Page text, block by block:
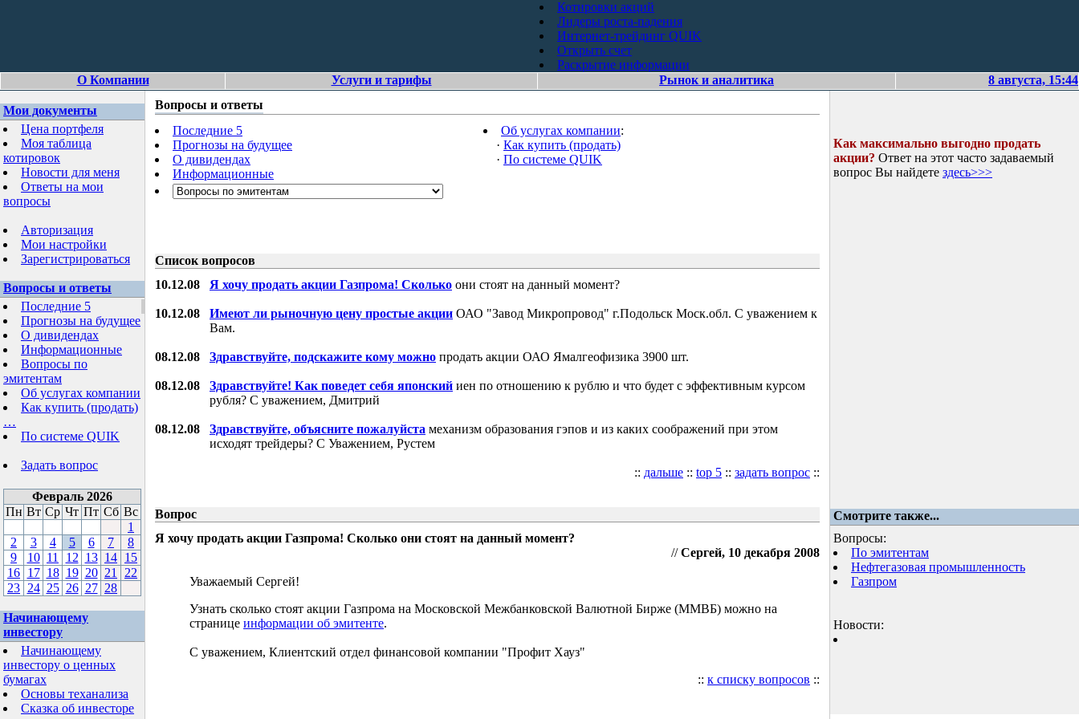
Котировки акций
Лидеры роста-падения
Интернет-трейдинг QUIK
Открыть счет
Раскрытие информации
О Компании
Услуги и тарифы Рынок и аналитика 8 августа, 15:44
Мои документы
Цена портфеля
Моя таблица
котировок
Новости для меня
Ответы на мои
вопросы
Авторизация
Мои настройки
Зарегистрироваться
Вопросы и ответы
Последние 5
Прогнозы на будущее
О дивидендах
Информационные
Вопросы по
эмитентам
Об услугах компании
Как купить (продать)
…
По системе QUIK
Задать вопрос
Февраль 2026
Пн Вт Ср Чт Пт Сб Вс
1
2
3 4 5 6 7
8
9
10 11 12 13 14 15
16 17 18 19 20 21
22
23 24 25 26 27 28
Начинающему
инвестору
Начинающему
инвестору о ценных
бумагах
Основы теханализа
Сказка об инвесторе
Вопросы и ответы
Последние 5
Прогнозы на будущее
О дивидендах
Информационные
Об услугах компании:
· Как купить (продать)
· По системе QUIK
Список вопросов
10.12.08 Я хочу продать акции Газпрома! Сколько они стоят на данный момент?
10.12.08 Имеют ли рыночную цену простые акции ОАО "Завод Микропровод" г.Подольск Моск.обл. С уважением к
Вам.
08.12.08 Здравствуйте, подскажите кому можно продать акции ОАО Ямалгеофизика 3900 шт.
08.12.08 Здравствуйте! Как поведет себя японский иен по отношению к рублю и что будет с эффективным курсом
рубля? С уважением, Дмитрий
08.12.08 Здравствуйте, объясните пожалуйста механизм образования гэпов и из каких соображений при этом
исходят трейдеры? С Уважением, Рустем
:: дальше :: top 5 :: задать вопрос ::
Как максимально выгодно продать
акции? Ответ на этот часто задаваемый
вопрос Вы найдете здесь>>>
Вопрос
Смотрите также...
Я хочу продать акции Газпрома! Сколько они стоят на данный момент?
//Сергей, 10 декабря 2008
Уважаемый Сергей!
Узнать сколько стоят акции Газпрома на Московской Межбанковской Валютной Бирже (ММВБ) можно на
странице информации об эмитенте.
С уважением, Клиентский отдел финансовой компании "Профит Хауз"
:: к списку вопросов ::
Вопросы:
По эмитентам
Нефтегазовая промышленность
Газпром
Новости: